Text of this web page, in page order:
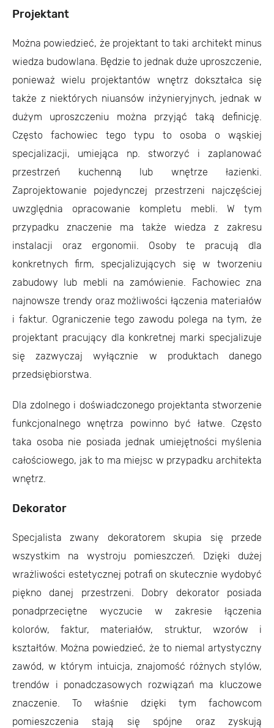
Projektant
Można powiedzieć, że projektant to taki architekt minus
wiedza budowlana. Będzie to jednak duże uproszczenie,
ponieważ wielu projektantów wnętrz dokształca się
także z niektórych niuansów inżynieryjnych, jednak w
dużym uproszczeniu można przyjąć taką definicję.
Często fachowiec tego typu to osoba o wąskiej
specjalizacji, umiejąca np. stworzyć i zaplanować
przestrzeń kuchenną lub wnętrze łazienki.
Zaprojektowanie pojedynczej przestrzeni najczęściej
uwzględnia opracowanie kompletu mebli. W tym
przypadku znaczenie ma także wiedza z zakresu
instalacji oraz ergonomii. Osoby te pracują dla
konkretnych firm, specjalizujących się w tworzeniu
zabudowy lub mebli na zamówienie. Fachowiec zna
najnowsze trendy oraz możliwości łączenia materiałów
i faktur. Ograniczenie tego zawodu polega na tym, że
projektant pracujący dla konkretnej marki specjalizuje
się zazwyczaj wyłącznie w produktach danego
przedsiębiorstwa.
Dla zdolnego i doświadczonego projektanta stworzenie
funkcjonalnego wnętrza powinno być łatwe. Często
taka osoba nie posiada jednak umiejętności myślenia
całościowego, jak to ma miejsc w przypadku architekta
wnętrz.
Dekorator
Specjalista zwany dekoratorem skupia się przede
wszystkim na wystroju pomieszczeń. Dzięki dużej
wrażliwości estetycznej potrafi on skutecznie wydobyć
piękno danej przestrzeni. Dobry dekorator posiada
ponadprzeciętne wyczucie w zakresie łączenia
kolorów, faktur, materiałów, struktur, wzorów i
kształtów. Można powiedzieć, że to niemal artystyczny
zawód, w którym intuicja, znajomość różnych stylów,
trendów i ponadczasowych rozwiązań ma kluczowe
znaczenie. To właśnie dzięki tym fachowcom
pomieszczenia stają się spójne oraz zyskują